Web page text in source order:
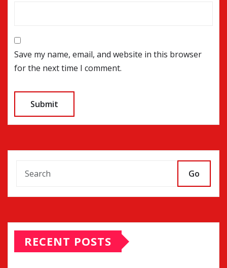
Save my name, email, and website in this browser
for the next time I comment.
Go
RECENT POSTS